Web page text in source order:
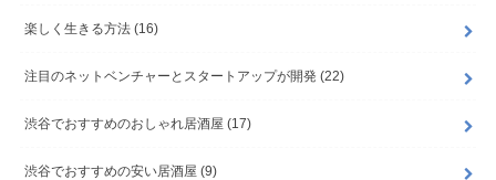
楽しく生きる方法 (16)
注目のネットベンチャーとスタートアップが開発 (22)
渋谷でおすすめのおしゃれ居酒屋 (17)
渋谷でおすすめの安い居酒屋 (9)